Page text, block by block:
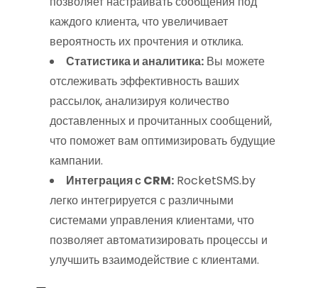
каждого клиента, что увеличивает
вероятность их прочтения и отклика.
Статистика и аналитика: Вы можете
отслеживать эффективность ваших
рассылок, анализируя количество
доставленных и прочитанных сообщений,
что поможет вам оптимизировать будущие
кампании.
Интеграция с CRM: RocketSMS.by
легко интегрируется с различными
системами управления клиентами, что
позволяет автоматизировать процессы и
улучшить взаимодействие с клиентами.